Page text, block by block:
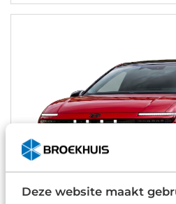
Deze website maakt